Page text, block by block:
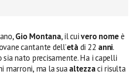
Gio Montana, il cuivero nomeè
cantante dell’etàdi 22 anni.
sia nato precisamente. Ha i capelli
marroni, ma la suaaltezzaci risulta